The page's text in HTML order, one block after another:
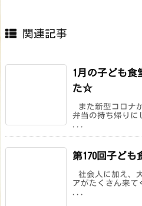
関連記事
1月の子ども食
た☆
また新型コロナ
弁当の持ち帰りに
第170回子ど
社会人に加え、
アがたくさん来て